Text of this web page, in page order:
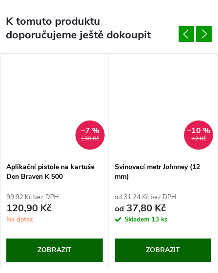
K tomuto produktu
doporučujeme ještě dokoupit
130 Kč
–7 %
Aplikační pistole na kartuše
Den Braven K 500
99,92 Kč bez DPH
120,90 Kč
Na dotaz
ZOBRAZIT
42 Kč
–10 %
Svinovací metr Johnney (12
mm)
od 31,24 Kč bez DPH
od 37,80 Kč
Skladem 13 ks
ZOBRAZIT